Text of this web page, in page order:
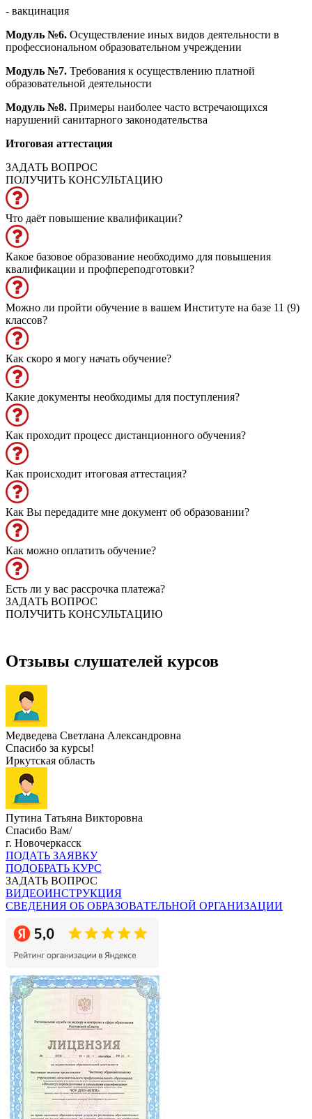
- вакцинация
Модуль №6. Осуществление иных видов деятельности в
профессиональном образовательном учреждении
Модуль №7. Требования к осуществлению платной
образовательной деятельности
Модуль №8. Примеры наиболее часто встречающихся
нарушений санитарного законодательства
Итоговая аттестация
ЗАДАТЬ ВОПРОС
ПОЛУЧИТЬ КОНСУЛЬТАЦИЮ
Что даёт повышение квалификации?
Какое базовое образование необходимо для повышения
квалификации и профпереподготовки?
Можно ли пройти обучение в вашем Институте на базе 11 (9)
классов?
Как скоро я могу начать обучение?
Какие документы необходимы для поступления?
Как проходит процесс дистанционного обучения?
Как происходит итоговая аттестация?
Как Вы передадите мне документ об образовании?
Как можно оплатить обучение?
Есть ли у вас рассрочка платежа?
ЗАДАТЬ ВОПРОС
ПОЛУЧИТЬ КОНСУЛЬТАЦИЮ
Отзывы слушателей курсов
Медведева Светлана Александровна
Спасибо за курсы!
Иркутская область
Путина Татьяна Викторовна
Спасибо Вам/
г. Новочеркасск
ПОДАТЬ ЗАЯВКУ
ПОДОБРАТЬ КУРС
ЗАДАТЬ ВОПРОС
ВИДЕОИНСТРУКЦИЯ
СВЕДЕНИЯ ОБ ОБРАЗОВАТЕЛЬНОЙ ОРГАНИЗАЦИИ